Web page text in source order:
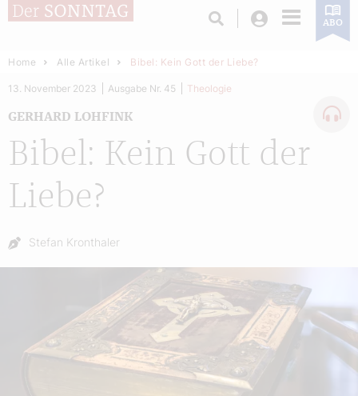
Login ABO
Home Alle Artikel Bibel: Kein Gott der Liebe?
Bibel: Kein Gott der
Liebe?
GERHARD LOHFINK
13. November 2023 Ausgabe Nr. 45 Theologie
Autor:
Stefan Kronthaler